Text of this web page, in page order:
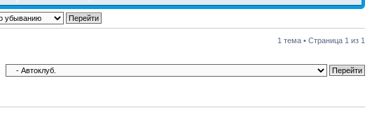
1 тема • Страница 1 из 1